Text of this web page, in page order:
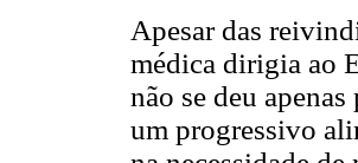
Apesar das
médica dirigia ao
não se deu
um progressivo